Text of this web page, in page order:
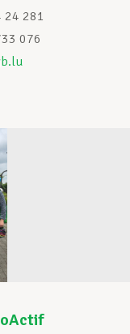
24 281
076